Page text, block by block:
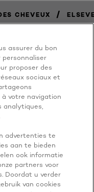
CHEVEUX /
IT
assurer du bon
proposer des
sociaux et
votre navigation
advertenties te
aan te bieden
ook informatie
partners voor
Doordat u verder
van cookies